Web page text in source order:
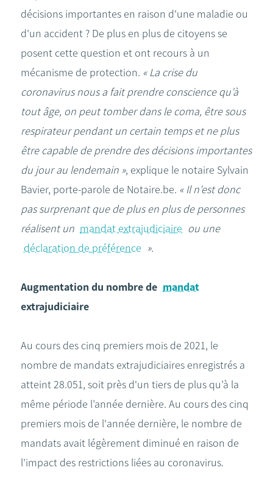
décisions importantes en raison d'une maladie ou
d'un accident ? De plus en plus de citoyens se
posent cette question et ont recours à un
mécanisme de protection. « La crise du
coronavirus nous a fait prendre conscience qu’à
tout âge, on peut tomber dans le coma, être sous
respirateur pendant un certain temps et ne plus
être capable de prendre des décisions importantes
du jour au lendemain », explique le notaire Sylvain
Bavier, porte-parole de Notaire.be. « Il n’est donc
pas surprenant que de plus en plus de personnes
réalisent un mandat extrajudiciaire ou une
déclaration de préférence ».
Augmentation du nombre de mandat
extrajudiciaire
Au cours des cinq premiers mois de 2021, le
nombre de mandats extrajudiciaires enregistrés a
atteint 28.051, soit près d'un tiers de plus qu’à la
même période l’année dernière. Au cours des cinq
premiers mois de l'année dernière, le nombre de
mandats avait légèrement diminué en raison de
l'impact des restrictions liées au coronavirus.